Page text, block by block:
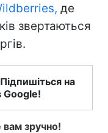
де
звертаються
на
Google!
зручно!